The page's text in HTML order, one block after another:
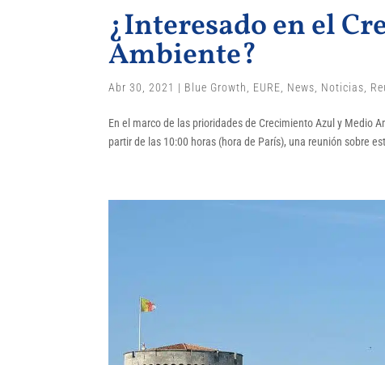
¿Interesado en el
Ambiente?
Abr 30, 2021 | Blue Growth, EURE, News, Noticias,
En el marco de las prioridades de Crecimiento Azul y Medio
partir de las 10:00 horas (hora de París), una reunión sobre